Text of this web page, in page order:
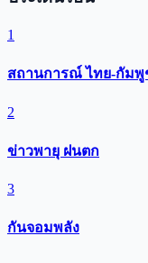
1
สถานการณ์ ไทย-กัมพู
2
ข่าวพายุ ฝนตก
3
กันจอมพลัง